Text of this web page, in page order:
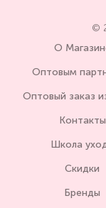
©
О
Оптовым
Оптовый заказ
Контакты
Школа
Скидки
Бренды